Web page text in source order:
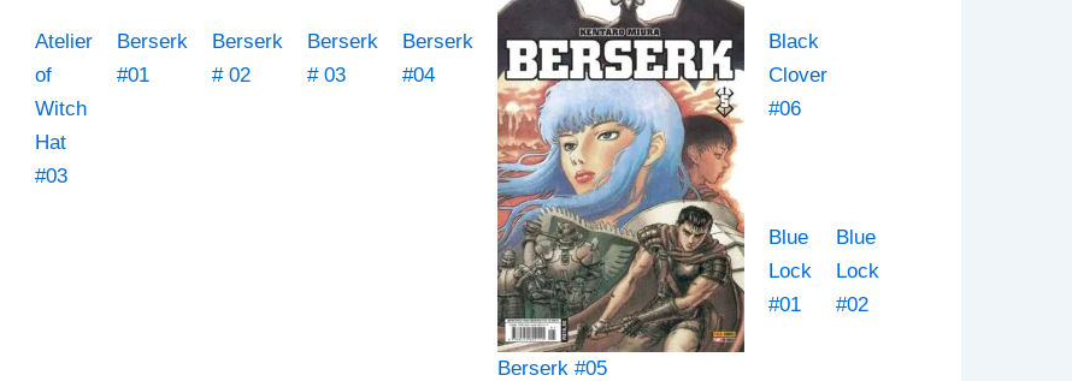
Atelier
of
Witch
Hat
#03
Berserk
#01
Berserk
# 02
Berserk
# 03
Berserk
#04
Berserk #05
Black
Clover
#06
Blue
Lock
#01
Blue
Lock
#02